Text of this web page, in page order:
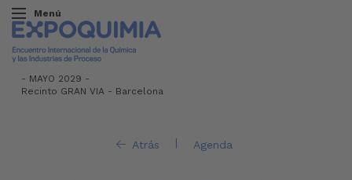
Menú
- MAYO 2029 -
Recinto GRAN VIA - Barcelona
Atrás | Agenda